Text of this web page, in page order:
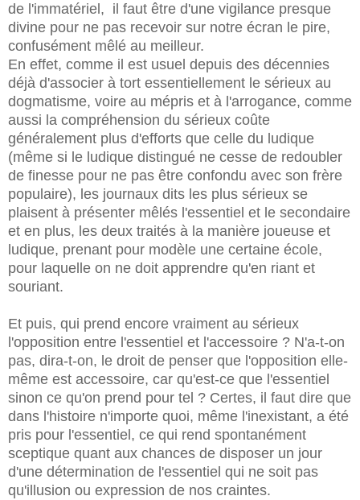
de l'immatériel, il faut être d'une vigilance presque
divine pour ne pas recevoir sur notre écran le pire,
confusément mêlé au meilleur.
En effet, comme il est usuel depuis des décennies
déjà d'associer à tort essentiellement le sérieux au
dogmatisme, voire au mépris et à l'arrogance, comme
aussi la compréhension du sérieux coûte
généralement plus d'efforts que celle du ludique
(même si le ludique distingué ne cesse de redoubler
de finesse pour ne pas être confondu avec son frère
populaire), les journaux dits les plus sérieux se
plaisent à présenter mêlés l'essentiel et le secondaire
et en plus, les deux traités à la manière joueuse et
ludique, prenant pour modèle une certaine école,
pour laquelle on ne doit apprendre qu'en riant et
souriant.
Et puis, qui prend encore vraiment au sérieux
l'opposition entre l'essentiel et l'accessoire ? N'a-t-on
pas, dira-t-on, le droit de penser que l'opposition elle-
même est accessoire, car qu'est-ce que l'essentiel
sinon ce qu'on prend pour tel ? Certes, il faut dire que
dans l'histoire n'importe quoi, même l'inexistant, a été
pris pour l'essentiel, ce qui rend spontanément
sceptique quant aux chances de disposer un jour
d'une détermination de l'essentiel qui ne soit pas
qu'illusion ou expression de nos craintes.